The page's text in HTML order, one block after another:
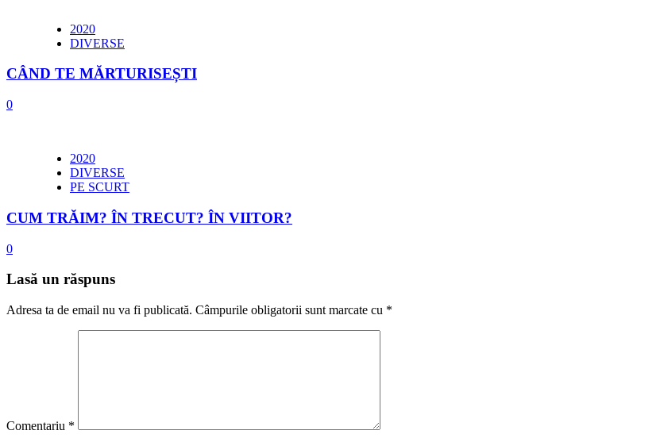
2020
DIVERSE
CÂND TE MĂRTURISEȘTI
0
2020
DIVERSE
PE SCURT
CUM TRĂIM? ÎN TRECUT? ÎN VIITOR?
0
Lasă un răspuns
Adresa ta de email nu va fi publicată. Câmpurile obligatorii sunt marcate cu *
Comentariu *